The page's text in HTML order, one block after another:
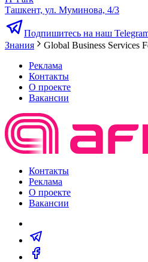
Ташкент, ул. Муминова, 4/3
Подпишитесь на наш
Знания
Global Business Services
Реклама
Контакты
О проекте
Вакансии
Контакты
Реклама
О проекте
Вакансии